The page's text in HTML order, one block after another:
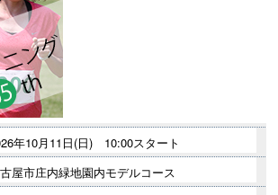
年10月11日(日) 10:00スタート
屋市庄内緑地園内モデルコース